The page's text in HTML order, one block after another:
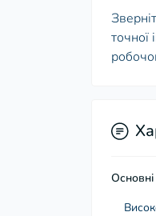
точної
Основні